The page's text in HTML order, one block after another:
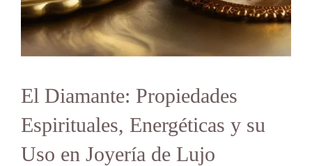
El Diamante: Propiedades
Espirituales, Energéticas y su
Uso en Joyería de Lujo